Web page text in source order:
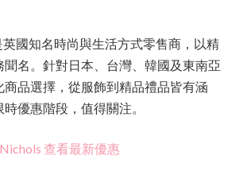
英國知名時尚與生活方式零售商，以精
名。針對日本、台灣、韓國及東南亞
品選擇，從服飾到精品禮品皆有涵
優惠階段，值得關注。
查看最新優惠